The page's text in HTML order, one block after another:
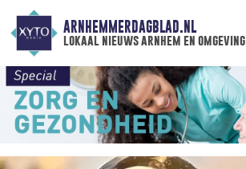
ARNHEMMERDAGBLAD.NL
lokaal nieuws arnhem en omgeving